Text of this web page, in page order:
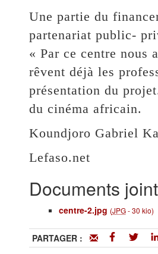
Une partie du
partenariat public-
« Par ce centre nous
rêvent déjà les
présentation du
du cinéma africain.
Koundjoro Gabriel
Lefaso.net
Documents
centre-2.jpg (JPG-30 kio)
PARTAGER :